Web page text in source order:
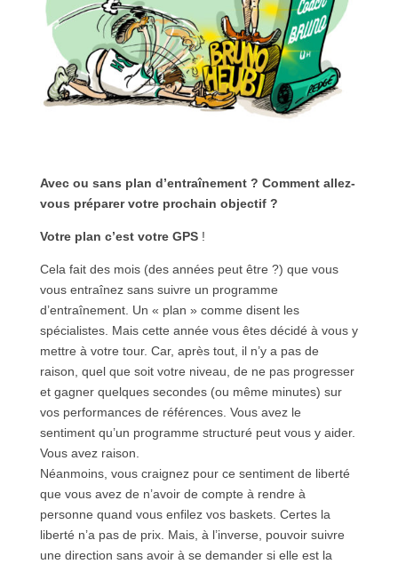
Avec ou sans plan d’entraînement ? Comment allez-
vous préparer votre prochain objectif ?
Votre plan c’est votre GPS!
Cela fait des mois (des années peut être ?) que vous
vous entraînez sans suivre un programme
d’entraînement. Un « plan » comme disent les
spécialistes. Mais cette année vous êtes décidé à vous y
mettre à votre tour. Car, après tout, il n’y a pas de
raison, quel que soit votre niveau, de ne pas progresser
et gagner quelques secondes (ou même minutes) sur
vos performances de références. Vous avez le
sentiment qu’un programme structuré peut vous y aider.
Vous avez raison.
Néanmoins, vous craignez pour ce sentiment de liberté
que vous avez de n’avoir de compte à rendre à
personne quand vous enfilez vos baskets. Certes la
liberté n’a pas de prix. Mais, à l’inverse, pouvoir suivre
une direction sans avoir à se demander si elle est la